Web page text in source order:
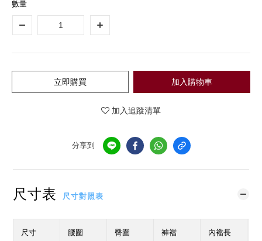
數量
加入購物車
立即購買
加入追蹤清單
分享到
尺寸表 尺寸對照表
尺寸 腰圍 臀圍 褲襠 內襠長